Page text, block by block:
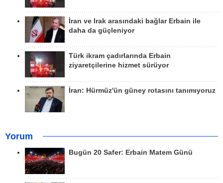
İran ve Irak arasındaki bağlar Erbain ile
daha da güçleniyor
Türk ikram çadırlarında Erbain
ziyaretçilerine hizmet sürüyor
İran: Hürmüz'ün güney rotasını tanımıyoruz
Yorum
Bugün 20 Safer: Erbain Matem Günü